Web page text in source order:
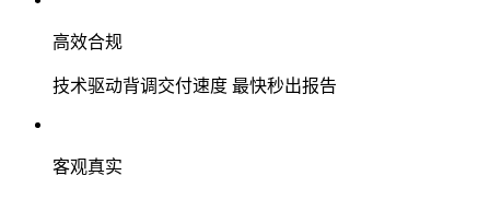
高效合规
技术驱动背调交付速度 最快秒出报告
客观真实